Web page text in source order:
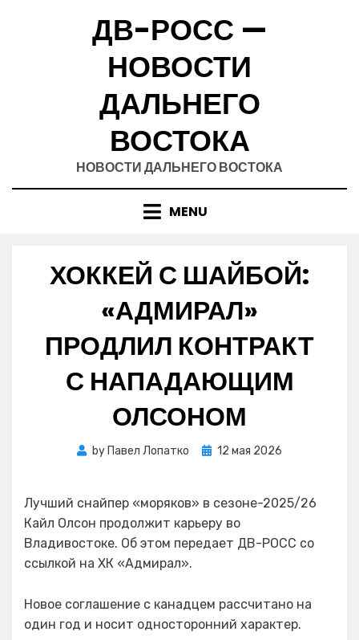
ДВ-РОСС —
НОВОСТИ
ДАЛЬНЕГО
ВОСТОКА
НОВОСТИ ДАЛЬНЕГО ВОСТОКА
MENU
ХОККЕЙ С ШАЙБОЙ:
«АДМИРАЛ»
ПРОДЛИЛ КОНТРАКТ
С НАПАДАЮЩИМ
ОЛСОНОМ
by Павел Лопатко
Posted
12 мая 2026
Лучший снайпер «моряков» в сезоне-2025/26
Кайл Олсон продолжит карьеру во
Владивостоке. Об этом передает ДВ-РОСС со
ссылкой на ХК «Адмирал».
Новое соглашение с канадцем рассчитано на
один год и носит односторонний характер.